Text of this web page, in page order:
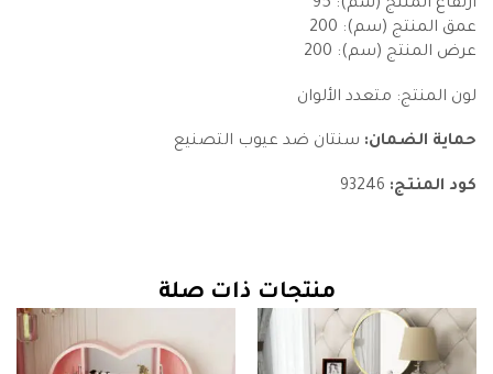
ارتفاع المنتج (سم): 95
عمق المنتج (سم): 200
عرض المنتج (سم): 200
لون المنتج: متعدد الألوان
حماية الضمان: سنتان ضد عيوب التصنيع
كود المنتج:
منتجات ذات صلة